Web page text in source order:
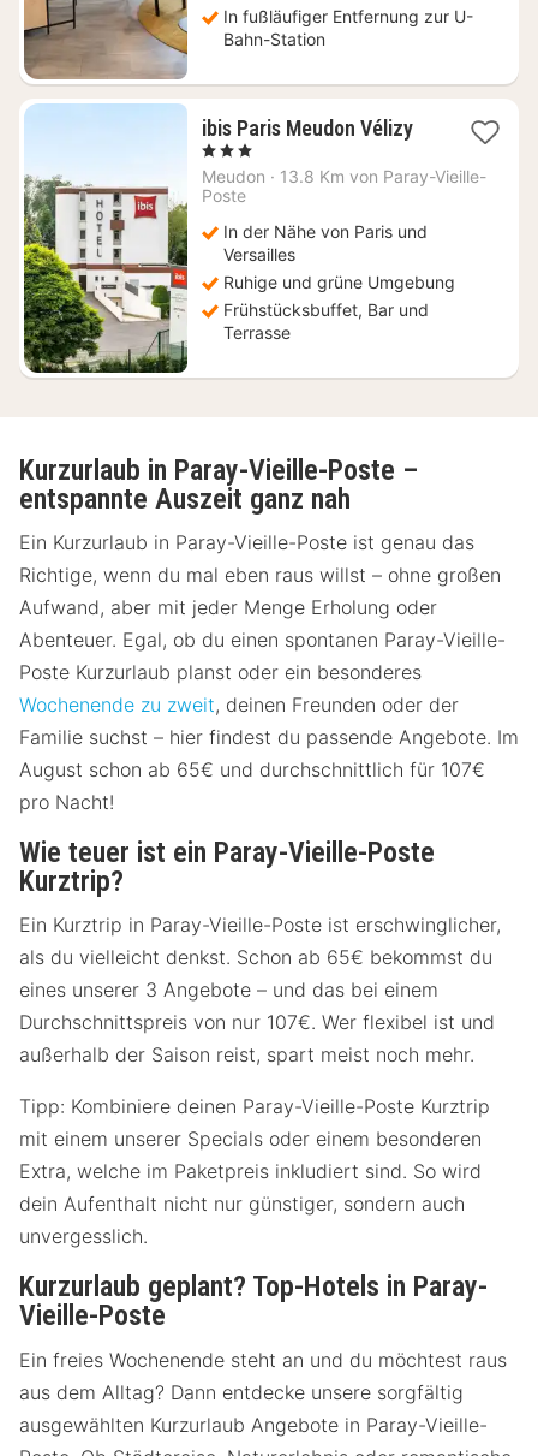
In fußläufiger Entfernung zur U-
Bahn-Station
ibis Paris Meudon Vélizy1
ab
85
, 3 Sterne
Meudon · 13.8 Km von Paray-Vieille-
Poste
In der Nähe von Paris und
Versailles
Ruhige und grüne Umgebung
Frühstücksbuffet, Bar und
Terrasse
Kurzurlaub in Paray-Vieille-Poste –
entspannte Auszeit ganz nah
Ein Kurzurlaub in Paray-Vieille-Poste ist genau das
Richtige, wenn du mal eben raus willst – ohne großen
Aufwand, aber mit jeder Menge Erholung oder
Abenteuer. Egal, ob du einen spontanen Paray-Vieille-
Poste Kurzurlaub planst oder ein besonderes
Wochenende zu zweit, deinen Freunden oder der
Familie suchst – hier findest du passende Angebote. Im
August schon ab 65€ und durchschnittlich für 107€
pro Nacht!
Wie teuer ist ein Paray-Vieille-Poste
Kurztrip?
Ein Kurztrip in Paray-Vieille-Poste ist erschwinglicher,
als du vielleicht denkst. Schon ab 65€ bekommst du
eines unserer 3 Angebote – und das bei einem
Durchschnittspreis von nur 107€. Wer flexibel ist und
außerhalb der Saison reist, spart meist noch mehr.
Tipp: Kombiniere deinen Paray-Vieille-Poste Kurztrip
mit einem unserer Specials oder einem besonderen
Extra, welche im Paketpreis inkludiert sind. So wird
dein Aufenthalt nicht nur günstiger, sondern auch
unvergesslich.
Kurzurlaub geplant? Top-Hotels in Paray-
Vieille-Poste
Ein freies Wochenende steht an und du möchtest raus
aus dem Alltag? Dann entdecke unsere sorgfältig
ausgewählten Kurzurlaub Angebote in Paray-Vieille-